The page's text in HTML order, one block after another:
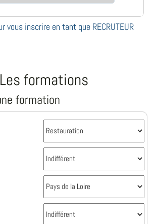
vous inscrire en tant que RECRUTEUR
Les formations
formation